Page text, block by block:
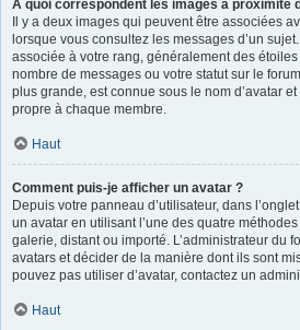
A quoi correspondent les images à proximité
Il y a deux images qui peuvent être associées
lorsque vous consultez les messages d’un
associée à votre rang, généralement des
nombre de messages ou votre statut sur le
plus grande, est connue sous le nom d’avatar
propre à chaque membre.
Haut
Comment puis-je afficher un avatar ?
Depuis votre panneau d’utilisateur, dans
un avatar en utilisant l’une des quatre
galerie, distant ou importé. L’administrateur du
avatars et décider de la manière dont ils sont
pouvez pas utiliser d’avatar, contactez un
Haut